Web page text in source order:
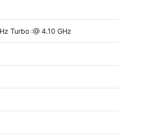
Turbo :@ 4.10 GHz